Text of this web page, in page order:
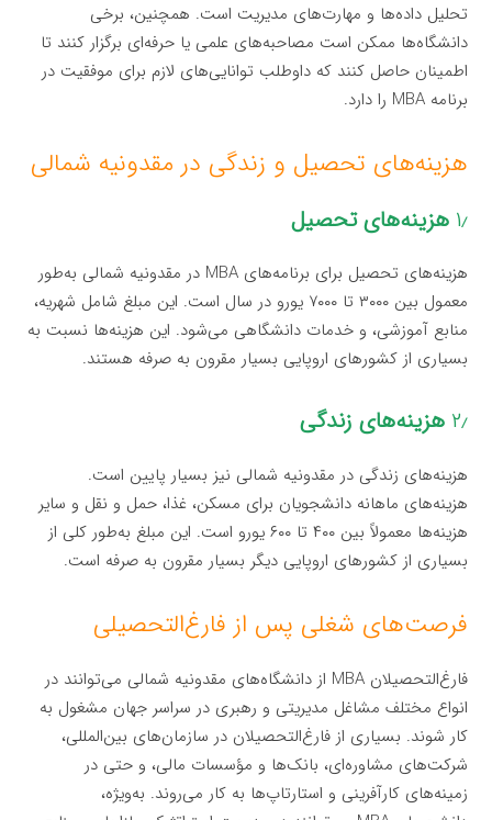
تحلیل داده‌ها و مهارت‌های مدیریت است. همچنین، برخی
دانشگاه‌ها ممکن است مصاحبه‌های علمی یا حرفه‌ای برگزار کنند تا
اطمینان حاصل کنند که داوطلب توانایی‌های لازم برای موفقیت در
برنامه MBA را دارد.
هزینه‌های تحصیل و زندگی در مقدونیه شمالی
۱٫ هزینه‌های تحصیل
هزینه‌های تحصیل برای برنامه‌های MBA در مقدونیه شمالی به‌طور
معمول بین ۳۰۰۰ تا ۷۰۰۰ یورو در سال است. این مبلغ شامل شهریه،
منابع آموزشی، و خدمات دانشگاهی می‌شود. این هزینه‌ها نسبت به
بسیاری از کشورهای اروپایی بسیار مقرون به صرفه هستند.
۲٫ هزینه‌های زندگی
هزینه‌های زندگی در مقدونیه شمالی نیز بسیار پایین است.
هزینه‌های ماهانه دانشجویان برای مسکن، غذا، حمل و نقل و سایر
هزینه‌ها معمولاً بین ۴۰۰ تا ۶۰۰ یورو است. این مبلغ به‌طور کلی از
بسیاری از کشورهای اروپایی دیگر بسیار مقرون به صرفه است.
فرصت‌های شغلی پس از فارغ‌التحصیلی
فارغ‌التحصیلان MBA از دانشگاه‌های مقدونیه شمالی می‌توانند در
انواع مختلف مشاغل مدیریتی و رهبری در سراسر جهان مشغول به
کار شوند. بسیاری از فارغ‌التحصیلان در سازمان‌های بین‌المللی،
شرکت‌های مشاوره‌ای، بانک‌ها و مؤسسات مالی، و حتی در
زمینه‌های کارآفرینی و استارتاپ‌ها به کار می‌روند. به‌ویژه،